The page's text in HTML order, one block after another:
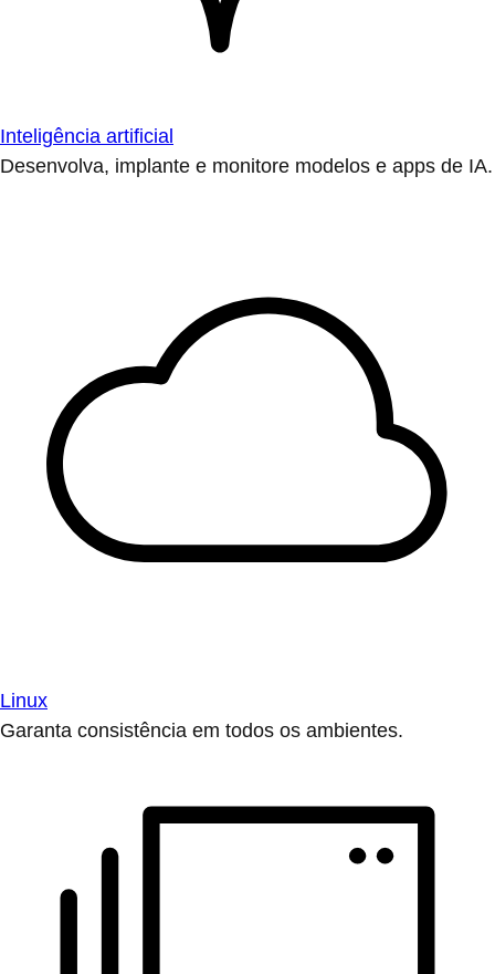
Inteligência artificial
Desenvolva, implante e monitore modelos e apps de IA.
Linux
Garanta consistência em todos os ambientes.